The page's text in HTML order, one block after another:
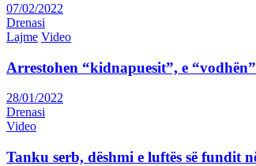
07/02/2022
Drenasi
Lajme Video
Arrestohen “kidnapuesit”, e
28/01/2022
Drenasi
Video
Tanku serb, dëshmi e luftës së fundit